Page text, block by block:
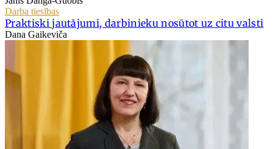
Darba tiesības
Praktiski jautājumi, darbinieku nosūtot uz citu valsti
Dana Gaikeviča